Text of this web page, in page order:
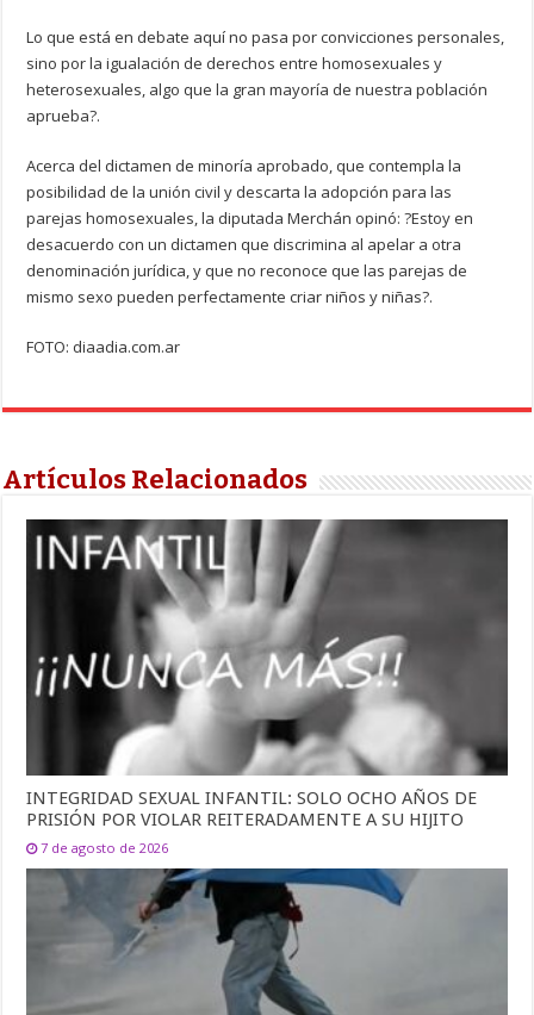
Lo que está en debate aquí no pasa por convicciones personales,
sino por la igualación de derechos entre homosexuales y
heterosexuales, algo que la gran mayoría de nuestra población
aprueba?.
Acerca del dictamen de minoría aprobado, que contempla la
posibilidad de la unión civil y descarta la adopción para las
parejas homosexuales, la diputada Merchán opinó: ?Estoy en
desacuerdo con un dictamen que discrimina al apelar a otra
denominación jurídica, y que no reconoce que las parejas de
mismo sexo pueden perfectamente criar niños y niñas?.
FOTO: diaadia.com.ar
Artículos Relacionados
INTEGRIDAD SEXUAL INFANTIL: SOLO OCHO AÑOS DE
PRISIÓN POR VIOLAR REITERADAMENTE A SU HIJITO
7 de agosto de 2026